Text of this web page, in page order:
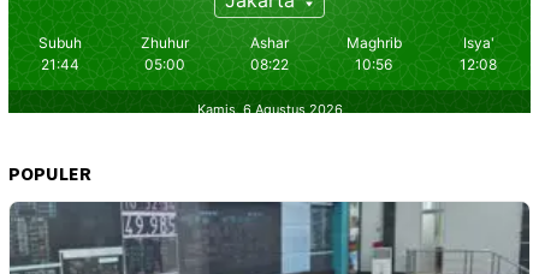
POPULER